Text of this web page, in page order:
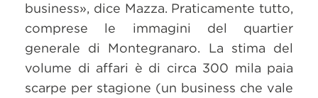
business», dice Mazza. Praticamente tutto,
comprese le immagini del quartier
generale di Montegranaro. La stima del
volume di affari è di circa 300 mila paia
scarpe per stagione (un business che vale